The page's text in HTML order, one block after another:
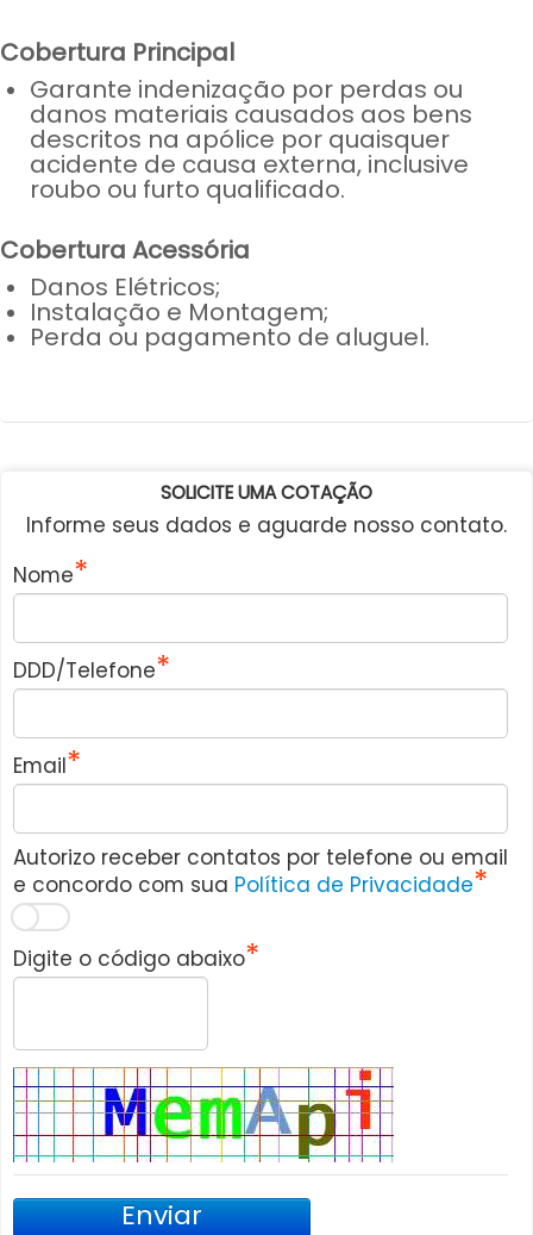
Cobertura Principal
Garante indenização por perdas ou
danos materiais causados aos bens
descritos na apólice por quaisquer
acidente de causa externa, inclusive
roubo ou furto qualificado.
Cobertura Acessória
Danos Elétricos;
Instalação e Montagem;
Perda ou pagamento de aluguel.
SOLICITE UMA COTAÇÃO
Informe seus dados e aguarde nosso contato.
Nome
DDD/Telefone
Email
Autorizo receber contatos por telefone ou email
e concordo com sua Política de Privacidade
Digite o código abaixo
Enviar